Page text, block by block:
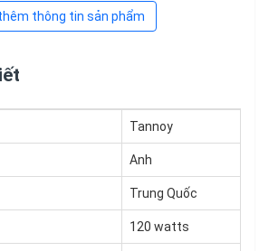
thông tin sản phẩm
Tannoy
Anh
Trung Quốc
120 watts